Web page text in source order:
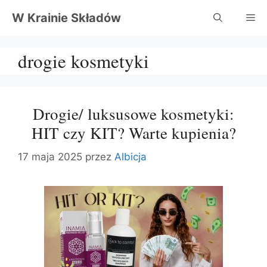
W Krainie Składów
drogie kosmetyki
Drogie/ luksusowe kosmetyki:
HIT czy KIT? Warte kupienia?
17 maja 2025 przez Albicja